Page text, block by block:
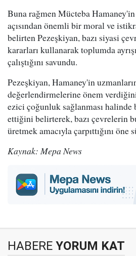
Buna rağmen Mücteba
açısından önemli bir moral ve
belirten Pezeşkiyan, bazı siyasi
kararları kullanarak toplumda
çalıştığını savundu.
Pezeşkiyan, Hamaney'in
değerlendirmelerine önem
ezici çoğunluk sağlanması
ettiğini belirterek, bazı çevrelerin
üretmek amacıyla çarpıttığını öne
Kaynak: Mepa News
HABERE YORUM KAT